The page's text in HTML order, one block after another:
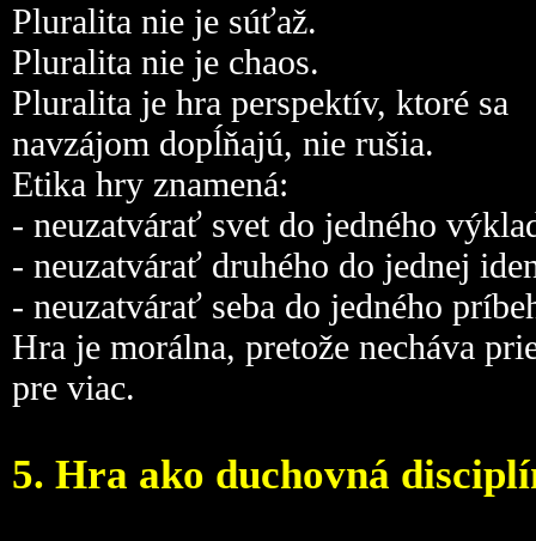
Pluralita nie je súťaž.
Pluralita nie je chaos.
Pluralita je hra perspektív, ktoré sa
navzájom dopĺňajú, nie rušia.
Etika hry znamená:
- neuzatvárať svet do jedného
- neuzatvárať druhého do jednej
- neuzatvárať seba do jedného
Hra je morálna, pretože necháva
pre viac.
5. Hra ako duchovná